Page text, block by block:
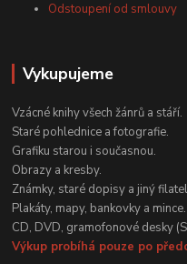
Odstoupení od smlouvy
Vykupujeme
Vzácné knihy všech žánrů a stáří.
Staré pohlednice a fotografie.
Grafiku starou i současnou.
Obrazy a kresby.
Známky, staré dopisy a jiný
Plakáty, mapy, bankovky a mince.
CD, DVD, gramofonové desky
Výkup probíhá pouze po